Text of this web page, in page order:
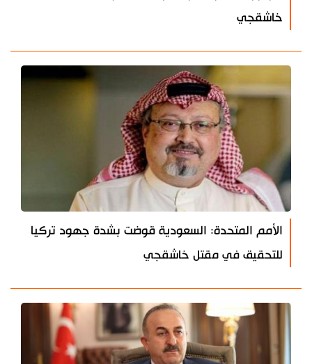
خاشقجي
الأمم المتحدة: السعودية قوضت بشدة جهود تركيا
للتحقيق في مقتل خاشقجي